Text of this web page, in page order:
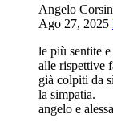
Angelo
Ago 27, 2025
le più sentite
alle rispettive
già colpiti da
la simpatia.
angelo e